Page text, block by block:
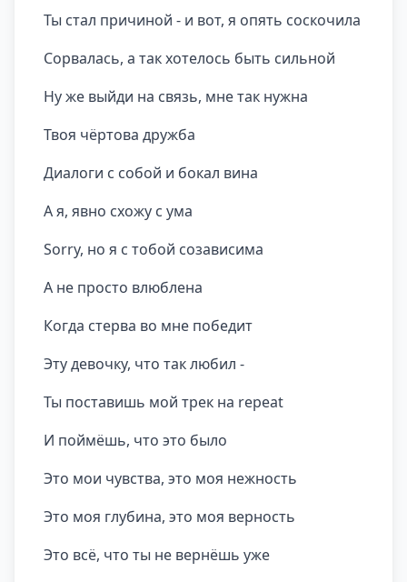
Ты стал причиной - и вот, я опять соскочила
Сорвалась, а так хотелось быть сильной
Ну же выйди на связь, мне так нужна
Твоя чёртова дружба
Диалоги с собой и бокал вина
А я, явно схожу с ума
Sorry, но я с тобой созависима
А не просто влюблена
Когда стерва во мне победит
Эту девочку, что так любил -
Ты поставишь мой трек на repeat
И поймёшь, что это было
Это мои чувства, это моя нежность
Это моя глубина, это моя верность
Это всё, что ты не вернёшь уже